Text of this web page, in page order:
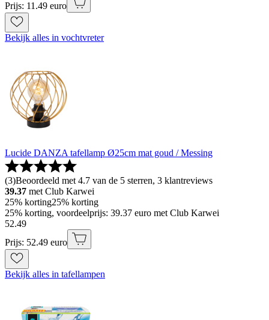
Prijs: 11.49 euro
Bekijk alles in vochtvreter
Lucide DANZA tafellamp Ø25cm mat goud / Messing
(3)Beoordeeld met 4.7 van de 5 sterren, 3 klantreviews
39.37 met Club Karwei
25% korting25% korting
25% korting, voordeelprijs: 39.37 euro met Club Karwei
52.49
Prijs: 52.49 euro
Bekijk alles in tafellampen